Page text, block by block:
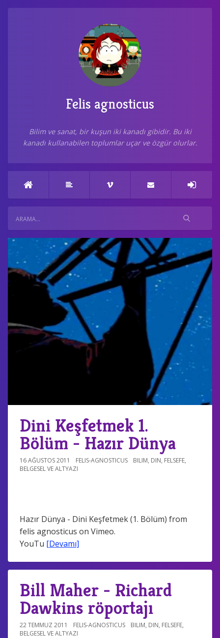
Felis agnosticus
Bilim ve sanat, bir kuşun iki kanadı gibidir. Bu iki
kanadı kullanabilen toplumlar uçar ve özgür olurlar.
Dini Keşfetmek 1.
Bölüm - Hazır Dünya
16 AĞUSTOS 2011 FELIS-AGNOSTICUS BILIM, DIN, FELSEFE,
BELGESEL VE ALTYAZI
Hazır Dünya - Dini Keşfetmek (1. Bölüm) from
felis agnosticus on Vimeo.
YouTu [Devamı]
Bill Maher - Richard
Dawkins röportajı
22 TEMMUZ 2011 FELIS-AGNOSTICUS BILIM, DIN, FELSEFE,
BELGESEL VE ALTYAZI